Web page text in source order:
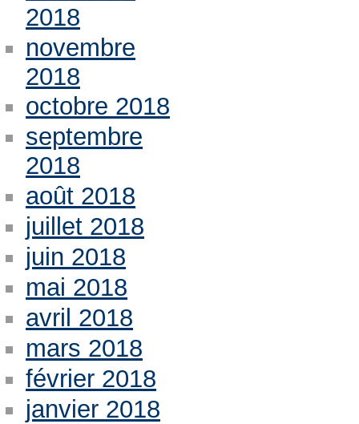
2018
novembre
2018
octobre 2018
septembre
2018
août 2018
juillet 2018
juin 2018
mai 2018
avril 2018
mars 2018
février 2018
janvier 2018